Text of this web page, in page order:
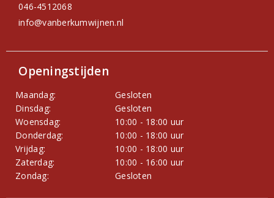
046-4512068
info@vanberkumwijnen.nl
Openingstijden
Maandag:
Gesloten
Dinsdag:
Gesloten
Woensdag:
10:00 - 18:00 uur
Donderdag:
10:00 - 18:00 uur
Vrijdag:
10:00 - 18:00 uur
Zaterdag:
10:00 - 16:00 uur
Zondag:
Gesloten